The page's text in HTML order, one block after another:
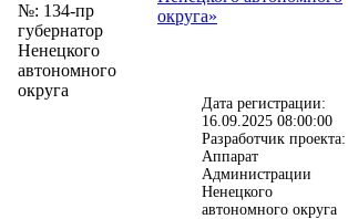
№: 134-пр
губернатор
Ненецкого
автономного
округа
округа»
Дата регистрации:
16.09.2025 08:00:00
Разработчик проекта:
Аппарат
Администрации
Ненецкого
автономного округа